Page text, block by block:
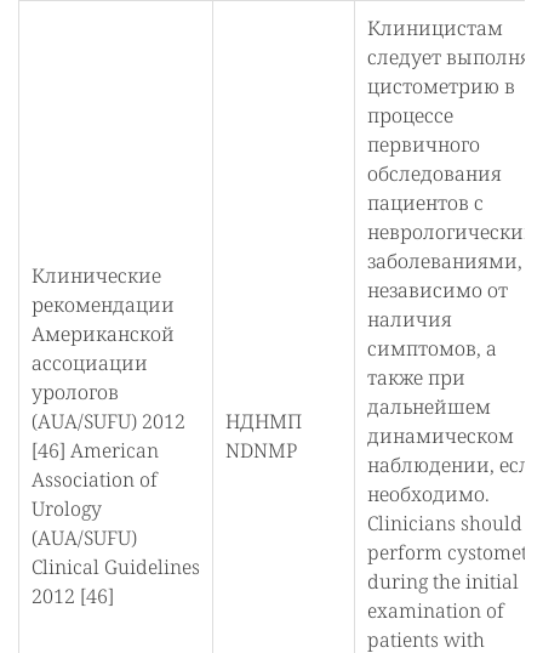
Клинические
рекомендации
Американской
ассоциации
урологов
(AUA/SUFU) 2012
[46] American
Association of
Urology
(AUA/SUFU)
Clinical Guidelines
2012 [46]
НДНМП
NDNMP
Клиницистам
следует
цистометрию в
процессе
первичного
обследования
пациентов с
заболеваниями,
независимо от
наличия
симптомов, а
также при
дальнейшем
динамическом
наблюдении, если
необходимо.
Clinicians should
perform
during the initial
examination of
patients with